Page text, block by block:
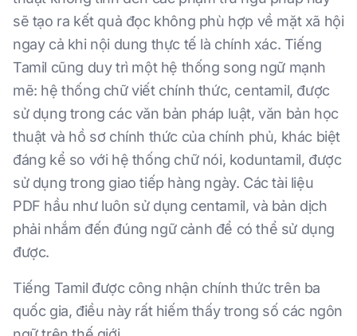
sẽ tạo ra kết quả đọc không phù hợp về mặt xã hội
ngay cả khi nội dung thực tế là chính xác. Tiếng
Tamil cũng duy trì một hệ thống song ngữ mạnh
mẽ: hệ thống chữ viết chính thức, centamil, được
sử dụng trong các văn bản pháp luật, văn bản học
thuật và hồ sơ chính thức của chính phủ, khác biệt
đáng kể so với hệ thống chữ nói, koduntamil, được
sử dụng trong giao tiếp hàng ngày. Các tài liệu
PDF hầu như luôn sử dụng centamil, và bản dịch
phải nhắm đến đúng ngữ cảnh để có thể sử dụng
được.
Tiếng Tamil được công nhận chính thức trên ba
quốc gia, điều này rất hiếm thấy trong số các ngôn